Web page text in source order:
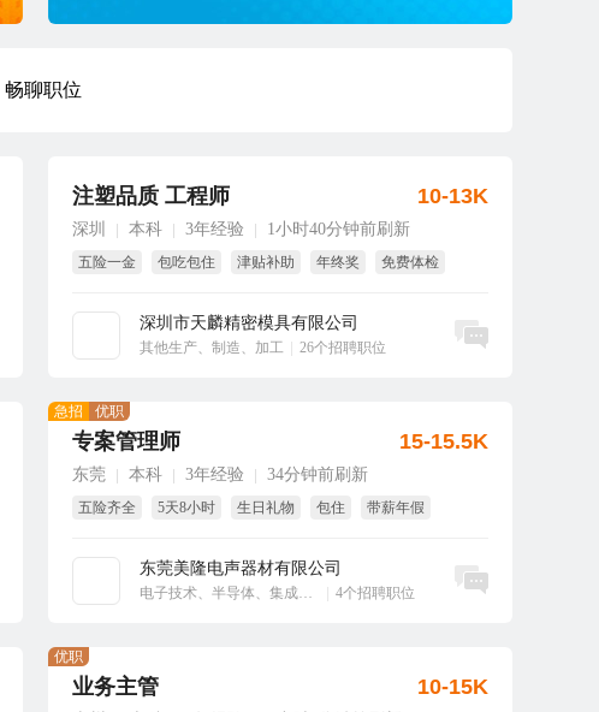
畅聊职位
注塑品质 工程师
深圳 本科 3年经验 1小时40分钟前刷新
五险一金 包吃包住 津贴补助 年终奖
免费体检
深圳市天麟精密模具有限公司
其他生产、制造、加工 26个招聘职位
10-13K
立即沟通
专案管理师
东莞 本科 3年经验 34分钟前刷新
五险齐全 5天8小时 生日礼物 包住 带薪年假
东莞美隆电声器材有限公司
电子技术、半导体、集成电路 4个招聘职位
急招 优职
15-15.5K
立即沟通
业务主管
优职
10-15K